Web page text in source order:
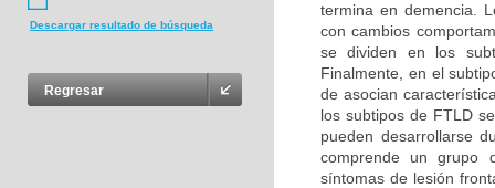
Descargar resultado de búsqueda
Regresar
termina en demencia.
con cambios
se dividen en los
Finalmente, en el
de asocian
los subtipos de FTLD
pueden desarrollarse
comprende un grupo
síntomas de lesión